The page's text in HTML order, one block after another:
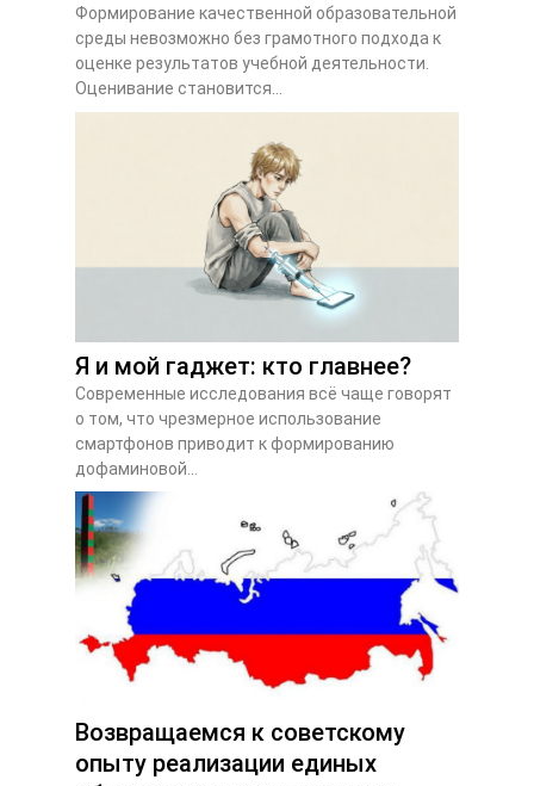
Формирование качественной образовательной
среды невозможно без грамотного подхода к
оценке результатов учебной деятельности.
Оценивание становится...
Я и мой гаджет: кто главнее?
Современные исследования всё чаще говорят
о том, что чрезмерное использование
смартфонов приводит к формированию
дофаминовой...
Возвращаемся к советскому
опыту реализации единых